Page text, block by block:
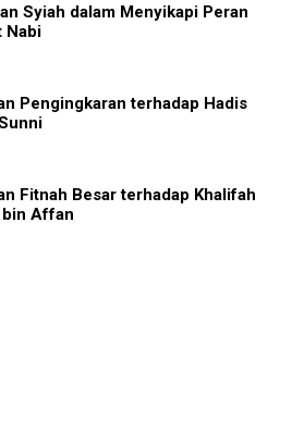
Syiah dalam Menyikapi Peran
Nabi
Pengingkaran terhadap Hadis
Fitnah Besar terhadap Khalifah
bin Affan